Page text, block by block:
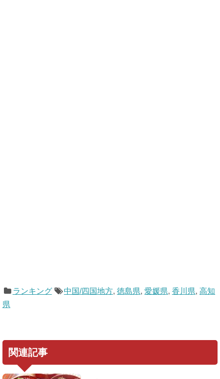
ランキング 中国/四国地方,徳島県,愛媛県,香川県,高知
県
関連記事